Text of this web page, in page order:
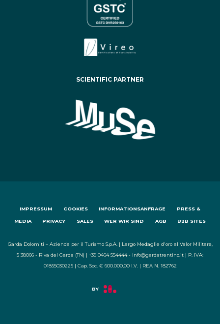
SCIENTIFIC PARTNER
IMPRESSUM COOKIES INFORMATIONSANFRAGE PRESS &
MEDIA PRIVACY SALES WER WIR SIND AGB B2B SITES
Garda Dolomiti – Azienda per il Turismo S.p.A. | Largo Medaglie d'oro al Valor Militare,
5 38066 - Riva del Garda (TN) | +39 0464 554444 - info@gardatrentino.it | P. IVA:
01855030225 | Cap. Soc. € 600.000,00 I.V. | REA N. 182762